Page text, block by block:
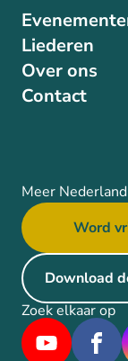
Liederen
Over ons
Contact
Meer
Word
Download
Zoek elkaar op